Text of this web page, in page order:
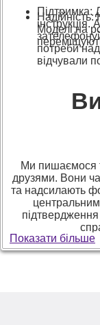
Надійність:
Моделі на
Підтримка:
потреби
відчували
Ми пишаємося
друзями. Вони
та надсилають
Показати більше